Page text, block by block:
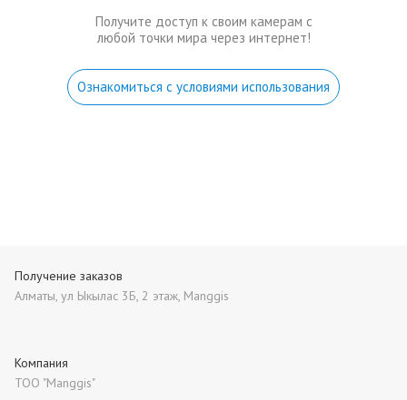
Получите доступ к своим камерам с
любой точки мира через интернет!
Ознакомиться с условиями использования
Получение заказов
Алматы, ул Ыкылас 3Б, 2 этаж, Manggis
Компания
ТОО "Manggis"